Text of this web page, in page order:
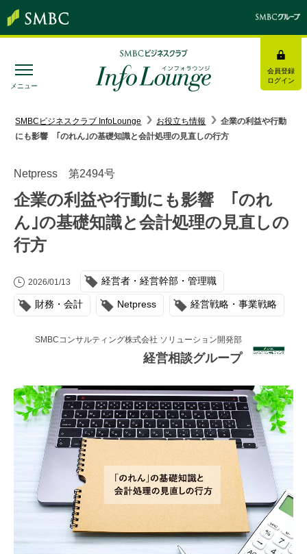
メニュー
会員登録
ログイン
みんなの研修
トピックス＆インフォメーション
インタビュー・レポート
イベント・セミナー
資料ダウンロード
InfoLoungeとは
プライバシーポリシー
本サイトのご利用にあたって
SMBCビジネスクラブ InfoLounge お役立ち情報
企業の利益や行動
にも影響 ｢のれん｣の基礎知識と会計処理の見直しの行方
Netpress 第2494号
企業の利益や行動にも影響 ｢のれ
ん｣の基礎知識と会計処理の見直しの
行方
2026/01/13 経営者・経営幹部・管理職
財務・会計 Netpress 経営戦略・事業戦略
SMBCコンサルティング株式会社 ソリューション開発部
経営相談グループ